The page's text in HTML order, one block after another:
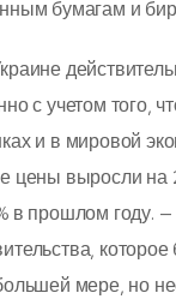
бумагам и
с учетом того,
и в мировой
цены выросли на
в прошлом году.
которое
мере, но